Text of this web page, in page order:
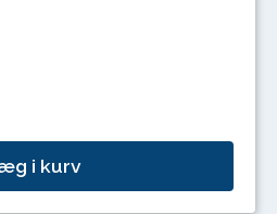
i kurv